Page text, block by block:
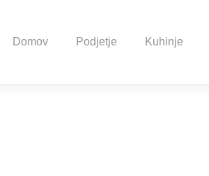
Domov Podjetje Kuhinje